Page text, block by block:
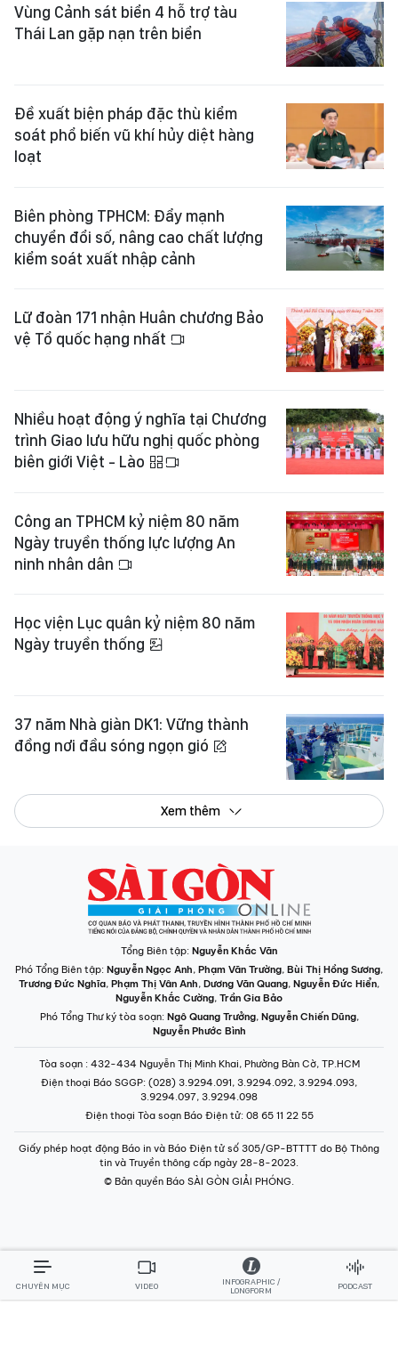
Vùng Cảnh sát biển 4 hỗ trợ tàu
Thái Lan gặp nạn trên biển
Đề xuất biện pháp đặc thù kiểm
soát phổ biến vũ khí hủy diệt hàng
loạt
Biên phòng TPHCM: Đẩy mạnh
chuyển đổi số, nâng cao chất lượng
kiểm soát xuất nhập cảnh
Lữ đoàn 171 nhận Huân chương Bảo
vệ Tổ quốc hạng nhất
Nhiều hoạt động ý nghĩa tại Chương
trình Giao lưu hữu nghị quốc phòng
biên giới Việt - Lào
Công an TPHCM kỷ niệm 80 năm
Ngày truyền thống lực lượng An
ninh nhân dân
Học viện Lục quân kỷ niệm 80 năm
Ngày truyền thống
37 năm Nhà giàn DK1: Vững thành
đồng nơi đầu sóng ngọn gió
Xem thêm
Tổng Biên tập: Nguyễn Khắc Văn
Phó Tổng Biên tập: Nguyễn Ngọc Anh, Phạm Văn Trường, Bùi Thị Hồng Sương,
Trương Đức Nghĩa, Phạm Thị Vân Anh, Dương Văn Quang, Nguyễn Đức Hiển,
Nguyễn Khắc Cường, Trần Gia Bảo
Phó Tổng Thư ký tòa soạn: Ngô Quang Trưởng, Nguyễn Chiến Dũng,
Nguyễn Phước Bình
Tòa soạn : 432-434 Nguyễn Thị Minh Khai, Phường Bàn Cờ, TP.HCM
Điện thoại Báo SGGP: (028) 3.9294.091, 3.9294.092, 3.9294.093,
3.9294.097, 3.9294.098
Điện thoại Tòa soạn Báo Điện tử: 08 65 11 22 55
Giấy phép hoạt động Báo in và Báo Điện tử số 305/GP-BTTTT do Bộ Thông
tin và Truyền thông cấp ngày 28-8-2023.
© Bản quyền Báo SÀI GÒN GIẢI PHÓNG.
CHUYÊN MỤC VIDEO
INFOGRAPHIC /
LONGFORM
PODCAST